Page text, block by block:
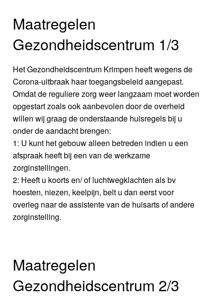
Maatregelen
Gezondheidscentrum 1/3
Het Gezondheidscentrum Krimpen heeft wegens de
Corona-uitbraak haar toegangsbeleid aangepast.
Omdat de reguliere zorg weer langzaam moet worden
opgestart zoals ook aanbevolen door de overheid
willen wij graag de onderstaande huisregels bij u
onder de aandacht brengen:
1: U kunt het gebouw alleen betreden indien u een
afspraak heeft bij een van de werkzame
zorginstellingen.
2: Heeft u koorts en/ of luchtwegklachten als bv
hoesten, niezen, keelpijn, belt u dan eerst voor
overleg naar de assistente van de huisarts of andere
zorginstelling.
Maatregelen
Gezondheidscentrum 2/3